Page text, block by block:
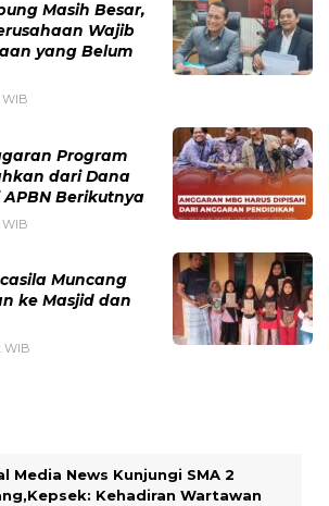
Masih Besar,
Wajib
yang Belum
WIB
Program
dari Dana
Berikutnya
WIB
Muncang
ke Masjid dan
WIB
Media News Kunjungi SMA 2
Kehadiran Wartawan